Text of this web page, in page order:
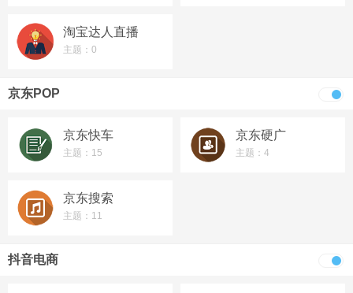
淘宝达人直播
主题：0
京东POP
京东快车
主题：15
京东硬广
主题：4
京东搜索
主题：11
抖音电商